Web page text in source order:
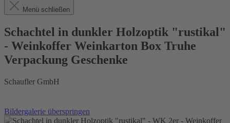
Menü schließen
Schachtel in dunkler Holzoptik "rustikal"
- Weinkoffer Weinkarton Box Truhe
Verpackung Geschenke
Schaufler GmbH
Bildergalerie überspringen